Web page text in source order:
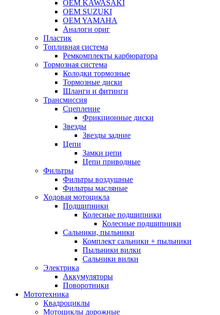
OEM KAWASAKI
OEM SUZUKI
OEM YAMAHA
Аналоги ориг
Пластик
Топливная система
Ремкомплекты карбюратора
Тормозная система
Колодки тормозные
Тормозные диски
Шланги и фитинги
Трансмиссия
Cцепление
Фрикционные диски
Звезды
Звезды задние
Цепи
Замки цепи
Цепи приводные
Фильтры
Фильтры воздушные
Фильтры масляные
Ходовая мотоцикла
Подшипники
Колесные подшипники
Колесные подшипники
Сальники, пыльники
Комплект сальники + пыльники
Пыльники вилки
Сальники вилки
Электрика
Аккумуляторы
Поворотники
Мототехника
Квадроциклы
Мотоциклы дорожные